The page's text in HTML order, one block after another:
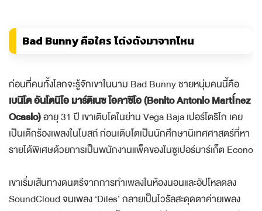
Bad Bunny คือใคร โด่งดังมาจากไหน
ก่อนที่คนทั้งโลกจะรู้จักเขาในนาม Bad Bunny ชายหนุ่มคนนี้คือ
เบนิโต อันโตนิโอ มาร์ติเนซ โอคาซิโอ (Benito Antonio Martínez
Ocasio)อายุ 31 ปี เขาเติบโตในย่าน Vega Baja เปอร์โตริโก เคย
เป็นเด็กร้องเพลงในโบสถ์ ก่อนเติบโตเป็นนักศึกษานิเทศศาสตร์ที่หา
รายได้พิเศษด้วยการเป็นพนักงานแพ็คของในซูเปอร์มาร์เก็ต Econo
เขาเริ่มเส้นทางดนตรีจากการทำเพลงในห้องนอนและอัปโหลดลง
SoundCloud จนเพลง ‘Diles’ กลายเป็นไวรัลสะดุดตาค่ายเพลง